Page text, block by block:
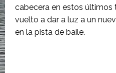
cabecera en estos últimos
vuelto a dar a luz a un
en la pista de baile.